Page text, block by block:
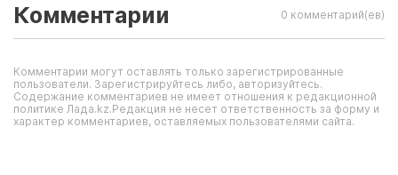
Комментарии 0 комментарий(ев)
Комментарии могут оставлять только зарегистрированные
пользователи. Зарегистрируйтесь либо, авторизуйтесь.
Содержание комментариев не имеет отношения к редакционной
политике Лада.kz.Редакция не несет ответственность за форму и
характер комментариев, оставляемых пользователями сайта.